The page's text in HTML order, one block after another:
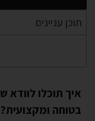
איך תוכלו
בטוחה ומקצועית?
תוכן עניינים